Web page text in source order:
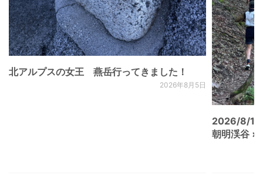
北アルプスの女王 燕岳行ってきました！
2026年8月5日
2026/8/
朝明渓谷 ×